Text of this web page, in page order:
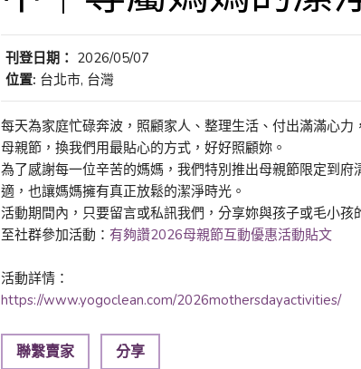
刊登日期： 2026/05/07
位置: 台北市, 台灣
每天為家庭忙碌奔波，照顧家人、整理生活、付出滿滿心力
母親節，換我們用最貼心的方式，好好照顧妳。
為了感謝每一位辛苦的媽媽，我們特別推出母親節限定到
適，也讓媽媽擁有真正放鬆的潔淨時光。
活動期間內，只要留言或私訊我們，分享妳與孩子或毛小孩
至社群參加活動： 有夠讚2026母親節互動優惠活動貼文
活動詳情：
https://www.yogoclean.com/2026mothersdayactivities/
聯繫賣家 分享